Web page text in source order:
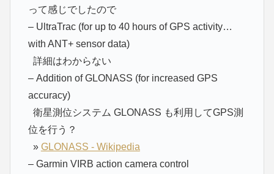
って感じでしたので
– UltraTrac (for up to 40 hours of GPS activity…
with ANT+ sensor data)
詳細はわからない
– Addition of GLONASS (for increased GPS
accuracy)
衛星測位システム GLONASS も利用してGPS測
位を行う？
» GLONASS - Wikipedia
– Garmin VIRB action camera control